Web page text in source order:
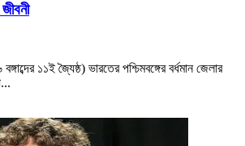
১১ই জ্যৈষ্ঠ) ভারতের পশ্চিমবঙ্গের বর্ধমান জেলার